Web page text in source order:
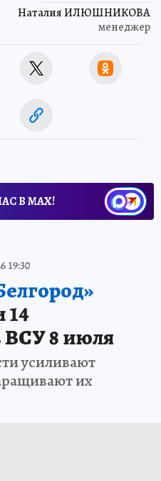
Наталия ИЛЮШНИКОВА
менеджер
В МАХ!
19:30
14
ВСУ 8 июля
усиливают
их